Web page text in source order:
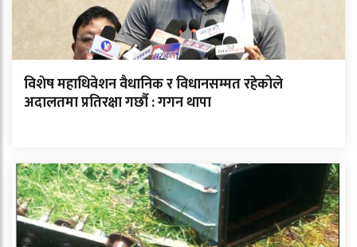
विशेष महाधिवेशन वैधानिक र विधानसम्मत रहेकोले
अदालतमा प्रतिरक्षा गर्छौ : गगन थापा